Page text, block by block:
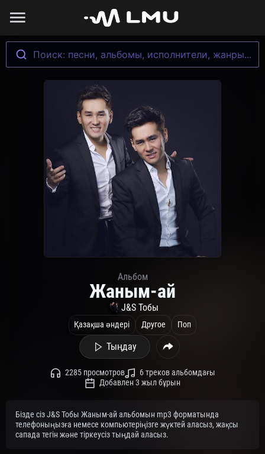
Поиск: песни, альбомы, исполнители, жанры...
Альбом
Жаным-ай
J&S Тобы
Қазақша әндері Другое Поп
Тыңдау
2285 просмотров
6 треков альбомдағы
Добавлен 3 жыл бұрын
Бізде сіз J&S Тобы Жаным-ай альбомын mp3 форматында
телефоныңызға немесе компьютеріңізге жүктей аласыз, жақсы
сапада тегін және тіркеусіз тыңдай аласыз.